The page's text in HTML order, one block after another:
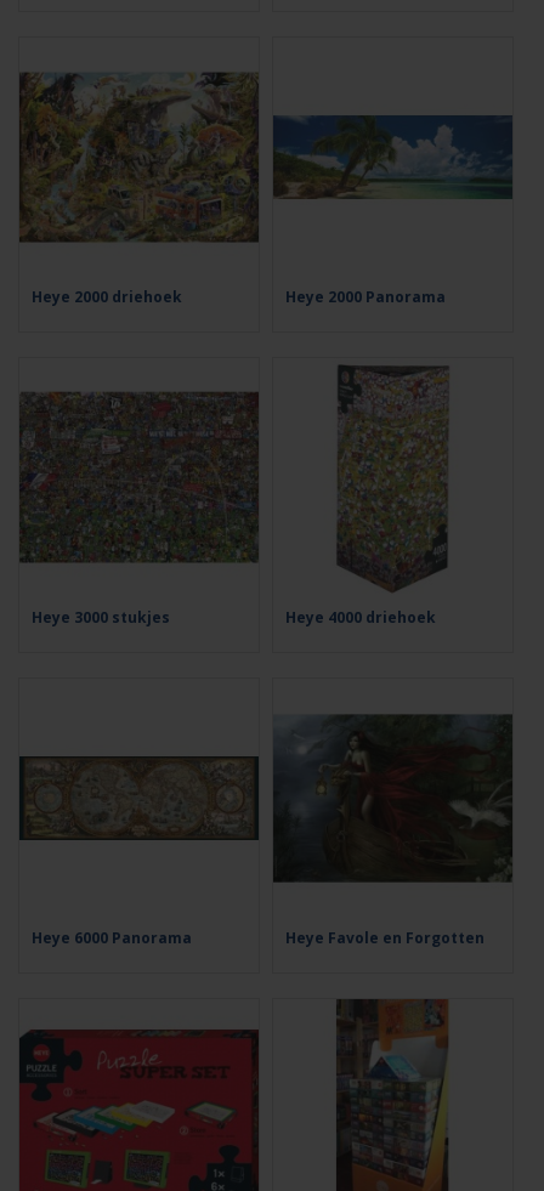
Heye 2000 driehoek Heye 2000 Panorama
Heye 3000 stukjes Heye 4000 driehoek
Heye 6000 Panorama Heye Favole en Forgotten